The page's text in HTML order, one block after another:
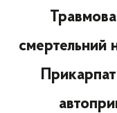
смертельний